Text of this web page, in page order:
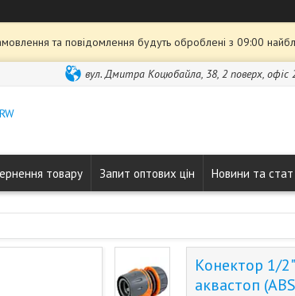
та повідомлення будуть оброблені з 09:00
вул. Дмитра Коцюбайла, 38, 2 поверх, офіс
товару Запит оптових цін Новини та
Конектор 1/
аквастоп